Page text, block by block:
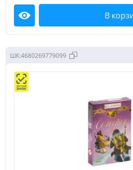
Посмотреть В
ШК:4680269779099